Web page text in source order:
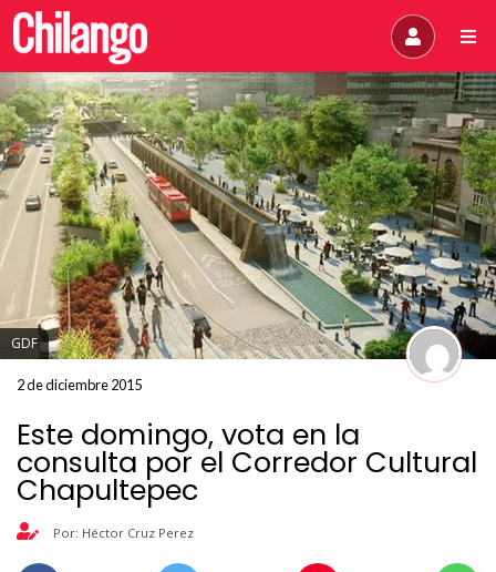
GDF
2 de diciembre 2015
Este domingo, vota en la
consulta por el Corredor Cultural
Chapultepec
Por: Héctor Cruz Perez